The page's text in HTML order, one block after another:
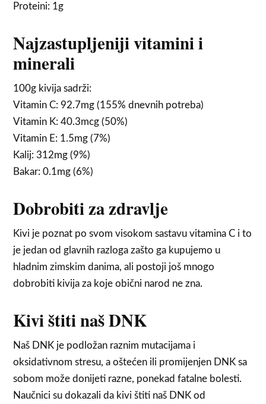
Proteini: 1g
Najzastupljeniji vitamini i
minerali
100g kivija sadrži:
Vitamin C: 92.7mg (155% dnevnih potreba)
Vitamin K: 40.3mcg (50%)
Vitamin E: 1.5mg (7%)
Kalij: 312mg (9%)
Bakar: 0.1mg (6%)
Dobrobiti za zdravlje
Kivi je poznat po svom visokom sastavu vitamina C i to
je jedan od glavnih razloga zašto ga kupujemo u
hladnim zimskim danima, ali postoji još mnogo
dobrobiti kivija za koje obični narod ne zna.
Kivi štiti naš DNK
Naš DNK je podložan raznim mutacijama i
oksidativnom stresu, a oštećen ili promijenjen DNK sa
sobom može donijeti razne, ponekad fatalne bolesti.
Naučnici su dokazali da kivi štiti naš DNK od